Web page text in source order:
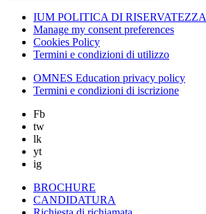
IUM POLITICA DI RISERVATEZZA
Manage my consent preferences
Cookies Policy
Termini e condizioni di utilizzo
OMNES Education privacy policy
Termini e condizioni di iscrizione
Fb
tw
lk
yt
ig
BROCHURE
CANDIDATURA